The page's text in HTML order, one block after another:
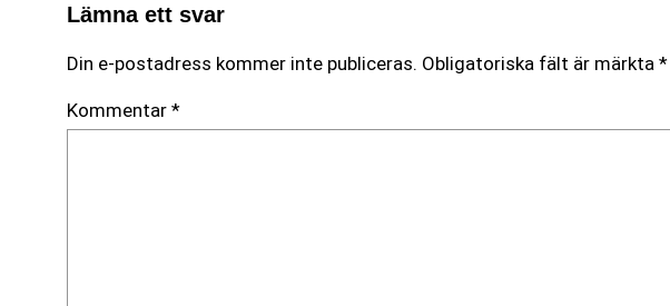
Lämna ett svar
Din e-postadress kommer inte publiceras. Obligatoriska fält är märkta *
Kommentar *